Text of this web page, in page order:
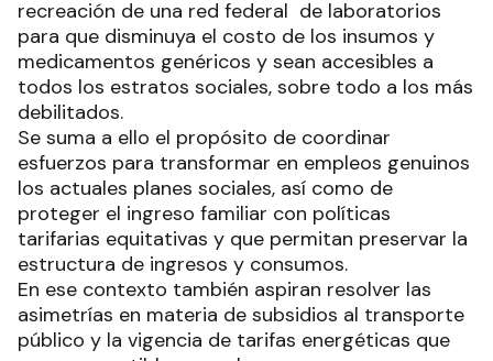
recreación de una red federal de laboratorios
para que disminuya el costo de los insumos y
medicamentos genéricos y sean accesibles a
todos los estratos sociales, sobre todo a los más
debilitados.
Se suma a ello el propósito de coordinar
esfuerzos para transformar en empleos genuinos
los actuales planes sociales, así como de
proteger el ingreso familiar con políticas
tarifarias equitativas y que permitan preservar la
estructura de ingresos y consumos.
En ese contexto también aspiran resolver las
asimetrías en materia de subsidios al transporte
público y la vigencia de tarifas energéticas que